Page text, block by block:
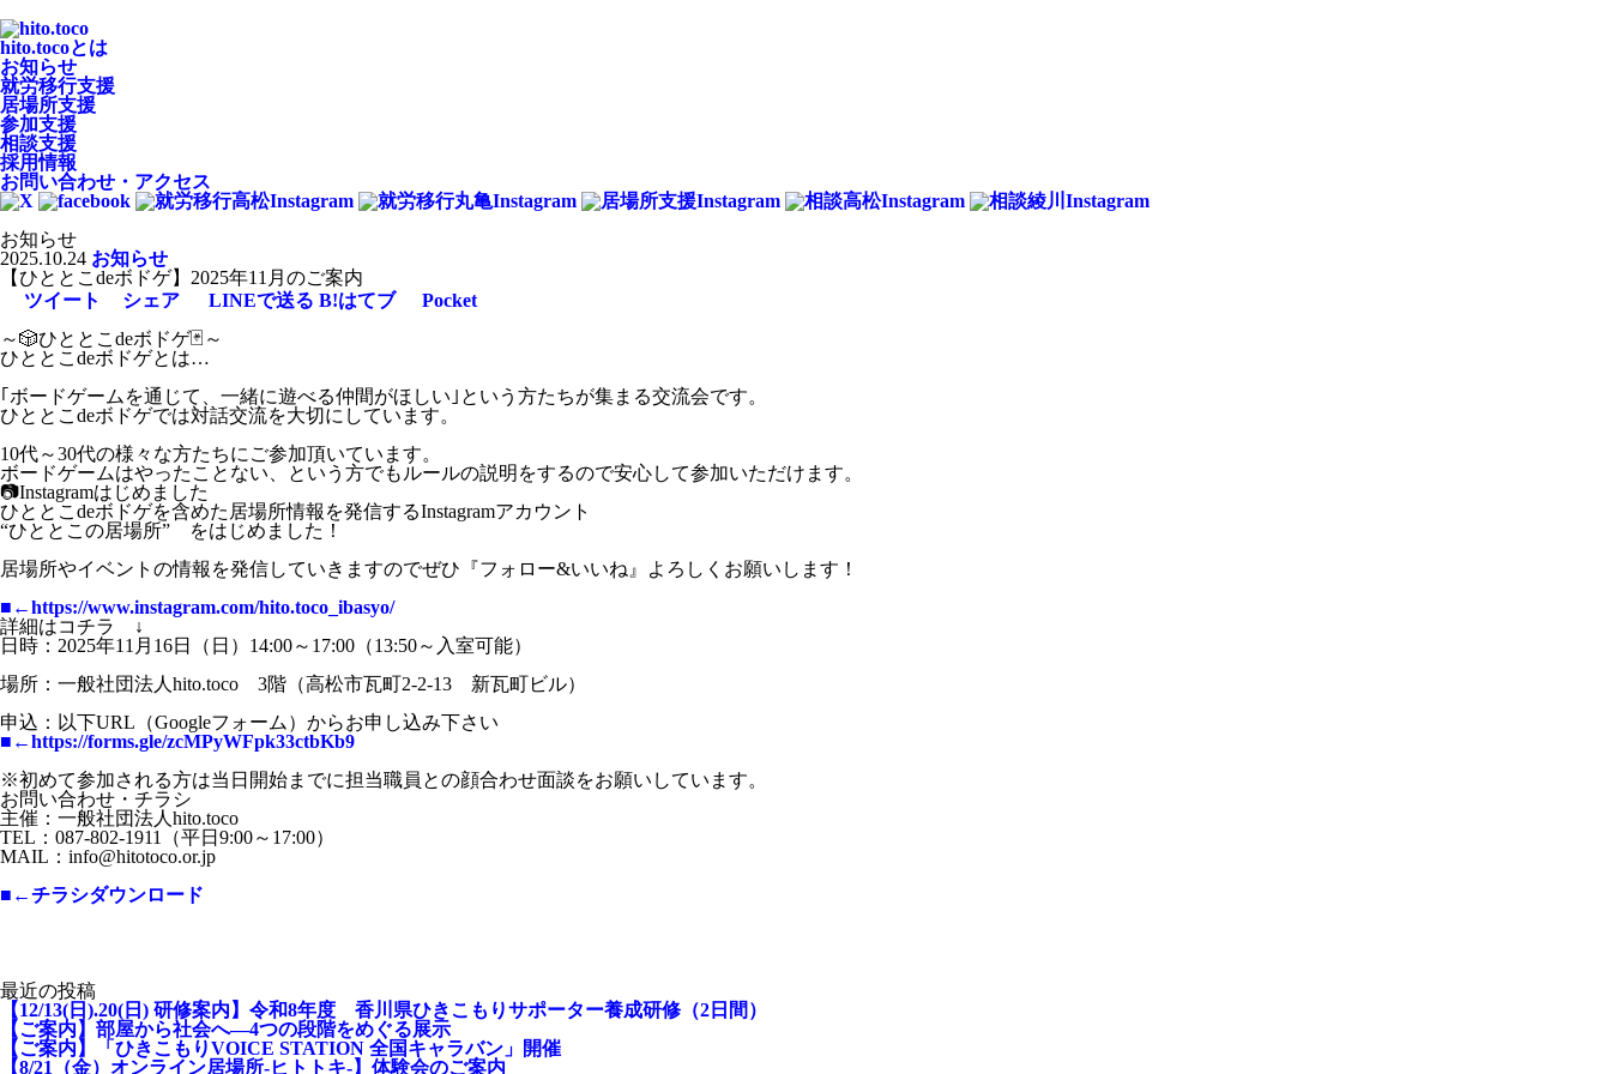
hito.tocoとは
お知らせ
就労移行支援
居場所支援
参加支援
相談支援
採用情報
お問い合わせ・アクセス
お知らせ
2025.10.24 お知らせ
【ひととこdeボドゲ】2025年11月のご案内
ツイート
シェア LINEで送る B!はてブ
Pocket
～🎲ひととこdeボドゲ🃏～
ひととこdeボドゲとは…
｢ボードゲームを通じて、一緒に遊べる仲間がほしい｣という方たちが集まる交流会です。
ひととこdeボドゲでは対話交流を大切にしています。
10代～30代の様々な方たちにご参加頂いています。
ボードゲームはやったことない、という方でもルールの説明をするので安心して参加いただけます。
📷️Instagramはじめました
ひととこdeボドゲを含めた居場所情報を発信するInstagramアカウント
“ひととこの居場所” をはじめました！
居場所やイベントの情報を発信していきますのでぜひ『フォロー&いいね』よろしくお願いします！
■←https://www.instagram.com/hito.toco_ibasyo/
詳細はコチラ ↓
日時：2025年11月16日（日）14:00～17:00（13:50～入室可能）
場所：一般社団法人hito.toco 3階（高松市瓦町2-2-13 新瓦町ビル）
申込：以下URL（Googleフォーム）からお申し込み下さい
■←https://forms.gle/zcMPyWFpk33ctbKb9
※初めて参加される方は当日開始までに担当職員との顔合わせ面談をお願いしています。
お問い合わせ・チラシ
主催：一般社団法人hito.toco
TEL：087-802-1911（平日9:00～17:00）
MAIL：info@hitotoco.or.jp
■←チラシダウンロード
最近の投稿
【12/13(日).20(日) 研修案内】令和8年度 香川県ひきこもりサポーター養成研修（2日間）
【ご案内】部屋から社会へ―4つの段階をめぐる展示
【ご案内】「ひきこもりVOICE STATION 全国キャラバン」開催
【8/21（金）オンライン居場所-ヒトトキ-】体験会のご案内